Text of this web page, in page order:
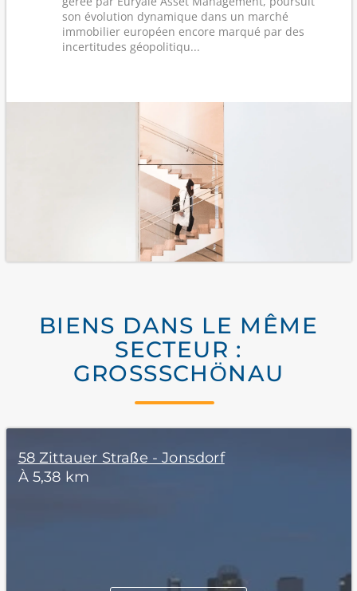
son évolution dynamique dans un marché
immobilier européen encore marqué par des
incertitudes géopolitiqu...
BIENS DANS LE MÊME
SECTEUR :
GROSSSCHÖNAU
58 Zittauer Straße - Jonsdorf
À 5,38 km